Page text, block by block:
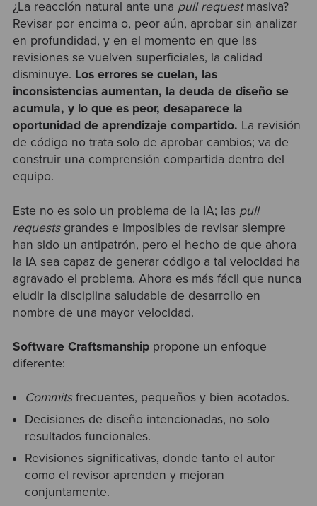
¿La reacción natural ante una pull requestmasiva?
Revisar por encima o, peor aún, aprobar sin analizar
en profundidad, y en el momento en que las
revisiones se vuelven superficiales, la calidad
disminuye. Los errores se cuelan, las
inconsistencias aumentan, la deuda de diseño se
acumula, y lo que es peor, desaparece la
oportunidad de aprendizaje compartido. La revisión
de código no trata solo de aprobar cambios; va de
construir una comprensión compartida dentro del
equipo.
Este no es solo un problema de la IA; las pull
requestsgrandes e imposibles de revisar siempre
han sido un antipatrón, pero el hecho de que ahora
la IA sea capaz de generar código a tal velocidad ha
agravado el problema. Ahora es más fácil que nunca
eludir la disciplina saludable de desarrollo en
nombre de una mayor velocidad.
Software Craftsmanshippropone un enfoque
diferente:
Commitsfrecuentes, pequeños y bien acotados.
Decisiones de diseño intencionadas, no solo
resultados funcionales.
Revisiones significativas, donde tanto el autor
como el revisor aprenden y mejoran
conjuntamente.